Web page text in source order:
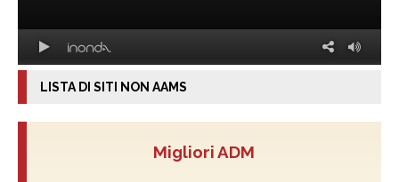
LISTA DI SITI NON AAMS
Migliori ADM